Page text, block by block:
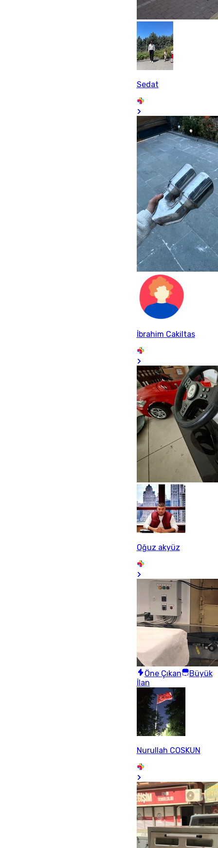
Sedat
İbrahim Cakiltas
Oğuz akyüz
Öne Çıkan
Büyük
İlan
Nurullah COSKUN